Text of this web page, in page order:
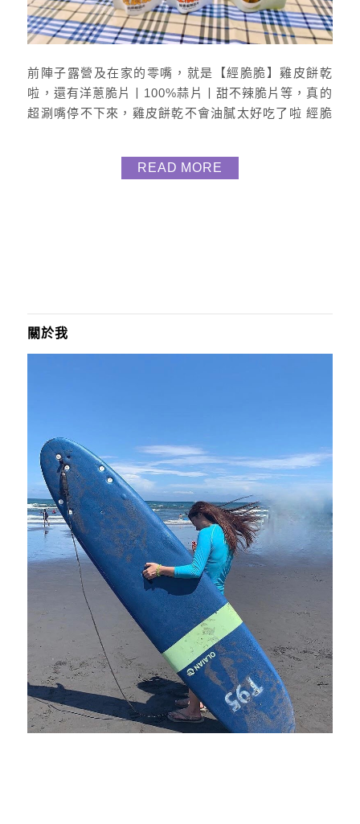
前陣子露營及在家的零嘴，就是【經脆脆】雞皮餅乾
啦，還有洋蔥脆片丨100%蒜片丨甜不辣脆片等，真的
超涮嘴停不下來，雞皮餅乾不會油膩太好吃了啦 經脆
ref=maggielavender99永恆選物FB粉專 :
READ MORE
關於我